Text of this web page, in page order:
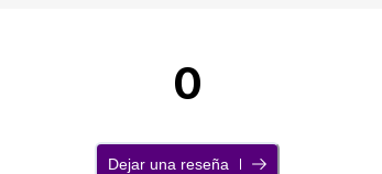
0
Dejar una reseña